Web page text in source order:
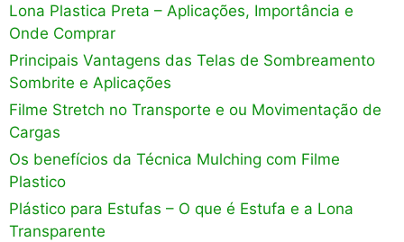
Lona Plastica Preta – Aplicações, Importância e
Onde Comprar
Principais Vantagens das Telas de Sombreamento
Sombrite e Aplicações
Filme Stretch no Transporte e ou Movimentação de
Cargas
Os benefícios da Técnica Mulching com Filme
Plastico
Plástico para Estufas – O que é Estufa e a Lona
Transparente